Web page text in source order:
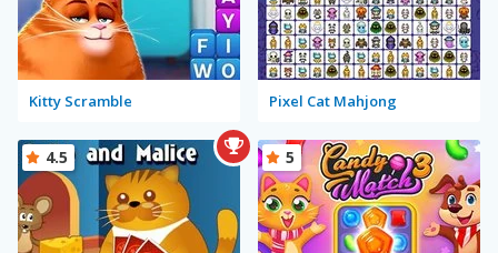
Kitty Scramble Pixel Cat Mahjong
4.5 5